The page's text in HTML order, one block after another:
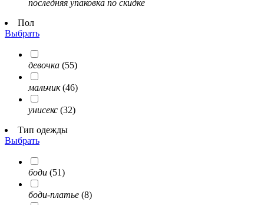
последняя упаковка по скидке
Пол
Выбрать
девочка (55)
мальчик(46)
унисекс (32)
Тип одежды
Выбрать
боди (51)
боди-платье (8)